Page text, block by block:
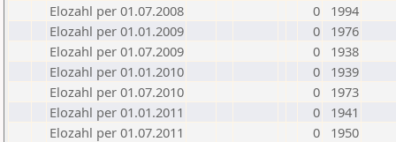
Elozahl per 01.07.2008
0
1994
Elozahl per 01.01.2009
0
1976
Elozahl per 01.07.2009
0
1938
Elozahl per 01.01.2010
0
1939
Elozahl per 01.07.2010
0
1973
Elozahl per 01.01.2011
0
1941
Elozahl per 01.07.2011
0
1950